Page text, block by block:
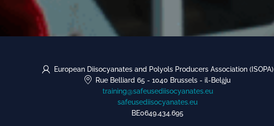
European Diisocyanates and Polyols Producers Association (ISOPA)
Rue Belliard 65 - 1040 Brussels - il-Belġju
training@safeusediisocyanates.eu
safeusediisocyanates.eu
BE0649.434.695